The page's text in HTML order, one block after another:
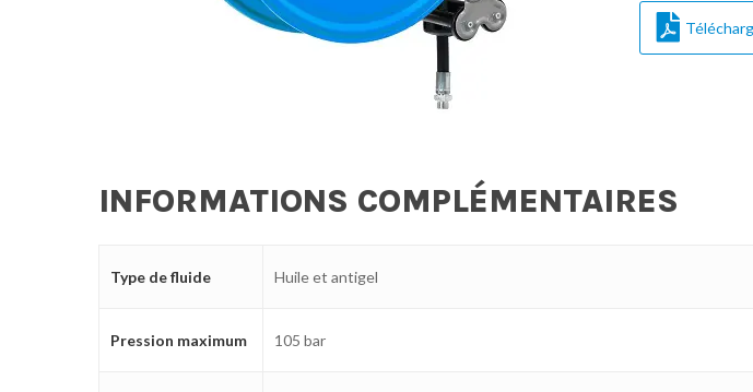
INFORMATIONS COMPLÉMENTAIRES
Type de fluide Huile et antigel
Pression maximum 105 bar